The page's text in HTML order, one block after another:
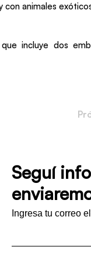
con animales
incluye dos
Seguí
Ingresa tu correo